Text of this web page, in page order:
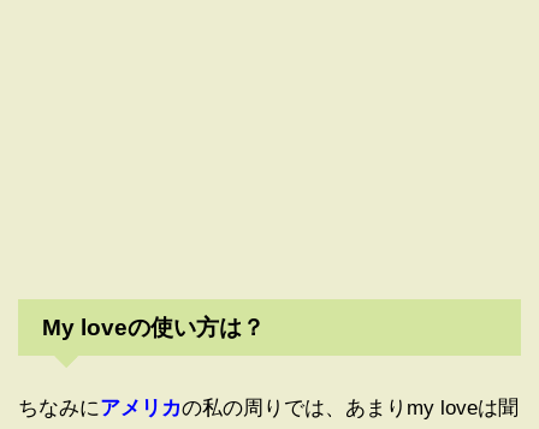
My loveの使い方は？
ちなみにアメリカの私の周りでは、あまりmy loveは聞